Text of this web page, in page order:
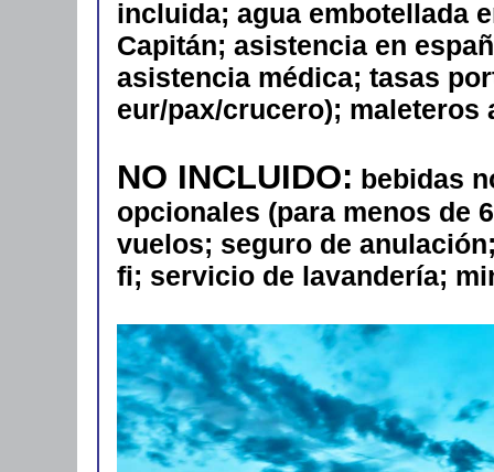
incluida; agua embotellada
Capitán; asistencia en
asistencia médica; tasas
eur/pax/crucero); maleteros
NO INCLUIDO: bebidas
opcionales (para menos de
vuelos; seguro de
fi; servicio de lavandería;